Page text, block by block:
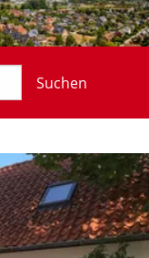
Suchen